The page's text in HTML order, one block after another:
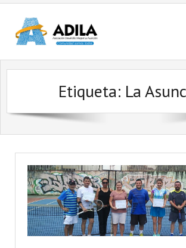
Nosotros
ContactanosEtiqueta: La